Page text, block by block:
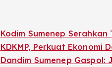
Kodim Sumenep
KDKMP, Perkuat Ekonomi
Dandim Sumenep Gaspol: